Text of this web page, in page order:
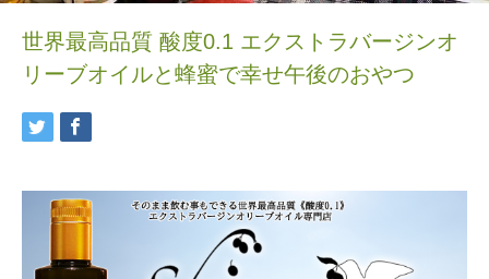
世界最高品質 酸度0.1 エクストラバージンオ
リーブオイルと蜂蜜で幸せ午後のおやつ